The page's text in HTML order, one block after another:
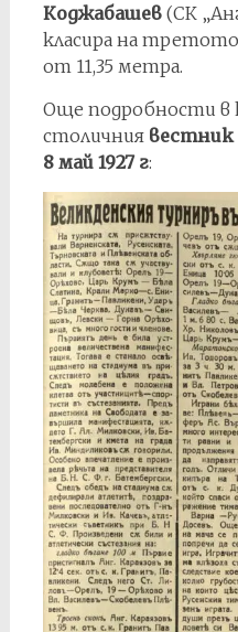
Коджабашев(СК
класира на
от 11,35 метра.
Още подробности в
столичния вестник
8 май 1927 г: